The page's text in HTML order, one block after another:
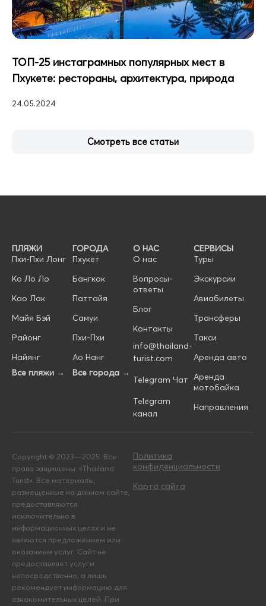
ТОП-25 инстаграмных популярных мест в
Пхукете: рестораны, архитектура, природа
24.05.2024
Смотреть все статьи
ПЛЯЖИ
Пхи-Пхи Лонг
Ко Ло Ло
Као Лак
Майя Бэй
Районг
Найянг
Все пляжи →
ГОРОДА
Пхукет
Бангкок
Паттайя
Самуи
Пхи-Пхи
Ао Нанг
Все города →
О НАС
О нас
Вопросы-
ответы
Блог
Контакты
info@thailand-
turist.com
Telegram Чат
Telegram
канал
СЕРВИСЫ
Туры
Экскурсии
Авиабилеты
Трансферы
Такси
Аренда авто
Аренда
мотобайка
Направления
Copyright © 2023—2025. Все
права защищены. «Thailand
Turist». Все материалы,
размещенные на данном сайте,
предоставляются
исключительно в
информационных целях и не
являются предложением или
оказанием услуг. Сайт не
предоставляет услуги
непосредственно, а лишь
рекомендует информацию для
ознакомительных целей. При
Политика
конфиденциальности
Карта сайта